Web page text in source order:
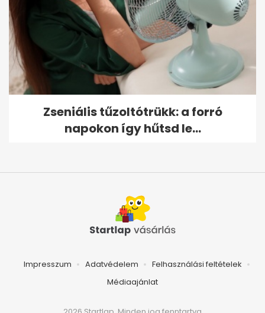
Zseniális tűzoltótrükk: a forró
napokon így hűtsd le...
Impresszum Adatvédelem
Felhasználási feltételek
Médiaajánlat